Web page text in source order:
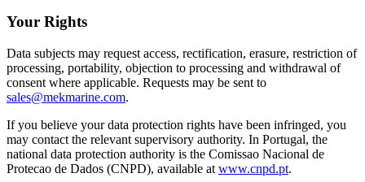
Your Rights
Data subjects may request access, rectification, erasure, restriction of
processing, portability, objection to processing and withdrawal of
consent where applicable. Requests may be sent to
sales@mekmarine.com.
If you believe your data protection rights have been infringed, you
may contact the relevant supervisory authority. In Portugal, the
national data protection authority is the Comissao Nacional de
Protecao de Dados (CNPD), available at www.cnpd.pt.